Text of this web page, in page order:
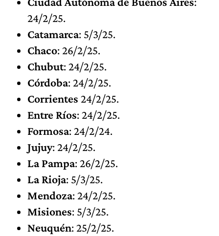
24/2/25.
Catamarca: 5/3/25.
Chaco: 26/2/25.
Chubut: 24/2/25.
Córdoba: 24/2/25.
Corrientes 24/2/25.
Entre Ríos: 24/2/25.
Formosa: 24/2/24.
Jujuy: 24/2/25.
La Pampa: 26/2/25.
La Rioja: 5/3/25.
Mendoza: 24/2/25.
Misiones: 5/3/25.
Neuquén: 25/2/25.